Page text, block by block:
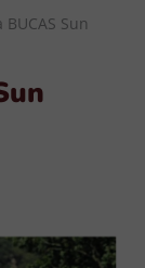
KOŠÍK
Sun